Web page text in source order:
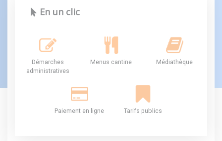
En un clic
Démarches
administratives
Menus cantine Médiathèque
Paiement en ligne Tarifs publics